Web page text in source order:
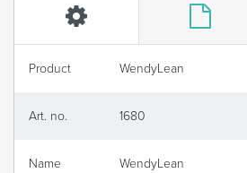
Product WendyLean
Art. no. 1680
Name WendyLean